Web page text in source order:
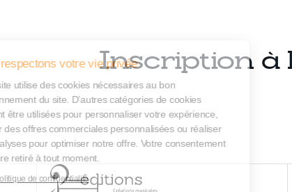
Nous respectons votre vie privée
Notre site utilise des cookies nécessaires au bon
fonctionnement du site. D’autres catégories de cookies
peuvent être utilisées pour personnaliser votre expérience,
diffuser des offres commerciales personnalisées ou réaliser
des analyses pour optimiser notre offre. Votre consentement
peut être retiré à tout moment.
Lire la politique de confidentialité
Inscription à